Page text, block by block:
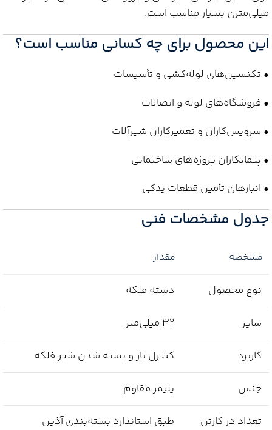
میلی‌متری بسیار مناسب است.
این محصول برای چه کسانی مناسب است؟
• تکنسین‌های لوله‌کشی و تأسیسات
• فروشگاه‌های لوله و اتصالات
• سرویس‌کاران و تعمیرکاران شیرآلات
• پیمانکاران پروژه‌های ساختمانی
• انبارهای تأمین قطعات یدکی
جدول مشخصات فنی
مشخصه مقدار
نوع محصول دسته فلکه
سایز 32 میلی‌متر
کاربرد کنترل باز و بسته شدن شیر فلکه
جنس پلیمر مقاوم
تعداد در کارتن طبق استاندارد بسته‌بندی آذین